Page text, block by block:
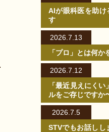
AIが眼科医を助け
す
2026.7.13
「プロ」とは何
2026.7.12
「最近見えにく
ルをご存じですか
2026.7.5
STVでもお話し